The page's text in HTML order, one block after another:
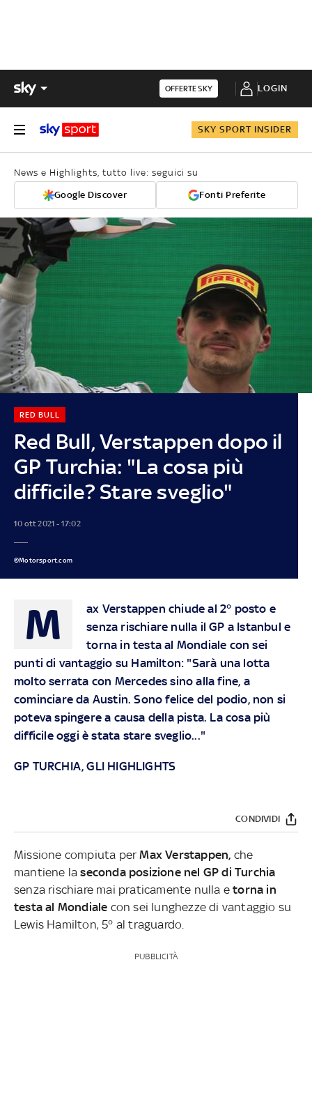
OFFERTE SKY LOGIN
SKY SPORT INSIDER
News e Highlights, tutto live: seguici su
Google Discover Fonti Preferite
Red Bull, Verstappen dopo il
GP Turchia: "La cosa più
difficile? Stare sveglio"
RED BULL
10 ott 2021 - 17:02
©Motorsport.com
M ax Verstappen chiudeal 2° posto e
senza rischiare nulla il GP a Istanbul e
torna in testa al Mondiale con sei
punti di vantaggio su Hamilton: "Sarà una lotta
molto serrata con Mercedes sino alla fine, a
cominciare da Austin. Sono felice del podio, non si
poteva spingere a causa della pista. La cosa più
difficile oggi è stata stare sveglio..."
GP TURCHIA, GLI HIGHLIGHTS
CONDIVIDI
Missione compiuta perMax Verstappen, che
mantiene la seconda posizione nel GP di Turchia
senza rischiare mai praticamente nulla etorna in
testa al Mondiale con sei lunghezze di vantaggio su
Lewis Hamilton, 5° al traguardo.
PUBBLICITÀ